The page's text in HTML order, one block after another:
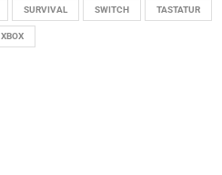
SURVIVAL SWITCH TASTATUR
XBOX